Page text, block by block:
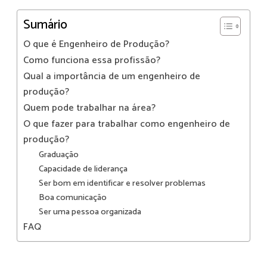
Sumário
O que é Engenheiro de Produção?
Como funciona essa profissão?
Qual a importância de um engenheiro de
produção?
Quem pode trabalhar na área?
O que fazer para trabalhar como engenheiro de
produção?
Graduação
Capacidade de liderança
Ser bom em identificar e resolver problemas
Boa comunicação
Ser uma pessoa organizada
FAQ